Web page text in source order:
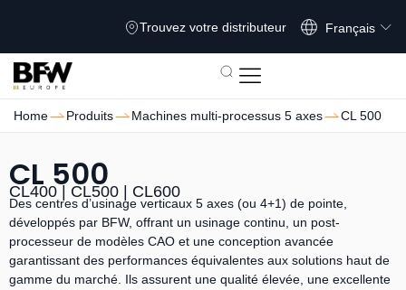
Trouvez votre distributeur Français
Home Produits Machines multi-processus 5 axes CL 500
CL 500
CL400 | CL500 | CL600
Des centres d’usinage verticaux 5 axes (ou 4+1) de pointe,
développés par BFW, offrant un usinage continu, un post-
processeur de modèles CAO et une conception avancée
garantissant des performances équivalentes aux solutions haut de
gamme du marché. Ils assurent une qualité élevée, une excellente